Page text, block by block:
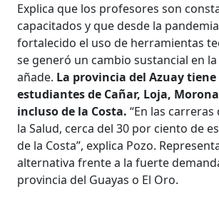
Explica que los profesores son
capacitados y que desde la
fortalecido el uso de herramientas
se generó un cambio sustancial en la
añade. La provincia del Azuay
estudiantes de Cañar, Loja,
incluso de la Costa.“En las
la Salud, cerca del 30 por ciento de
de la Costa”, explica Pozo.
alternativa frente a la fuerte
provincia del Guayas o El Oro.